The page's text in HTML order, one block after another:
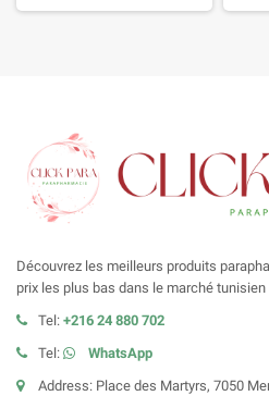
Découvrez les meilleurs produits
prix les plus bas dans le marché
Tel: +216 24 880 702
Tel:
WhatsApp
Address: Place des Martyrs, 7050